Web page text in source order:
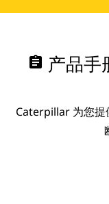
assignment 产品手
Caterpillar 为您提